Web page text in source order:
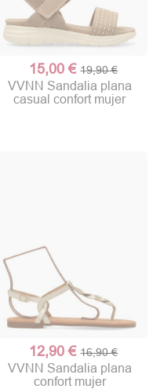
15,00 € 19,90 €
VVNN Sandalia plana
casual confort mujer
12,90 € 16,90 €
VVNN Sandalia plana
confort mujer